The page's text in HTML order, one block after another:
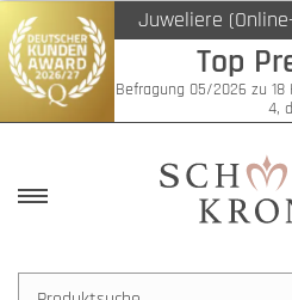
Juweliere
Top
Befragung 05/2026 zu 18
4,